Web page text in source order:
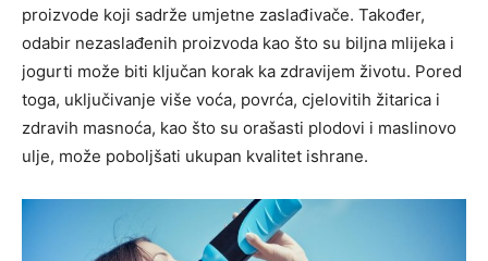
proizvode koji sadrže umjetne zaslađivače. Također,
odabir nezaslađenih proizvoda kao što su biljna mlijeka i
jogurti može biti ključan korak ka zdravijem životu. Pored
toga, uključivanje više voća, povrća, cjelovitih žitarica i
zdravih masnoća, kao što su orašasti plodovi i maslinovo
ulje, može poboljšati ukupan kvalitet ishrane.